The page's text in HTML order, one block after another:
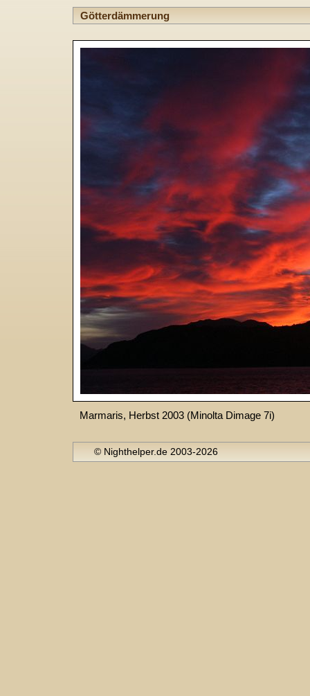
Götterdämmerung
Marmaris, Herbst 2003 (Minolta Dimage 7i)
© Nighthelper.de 2003-2026